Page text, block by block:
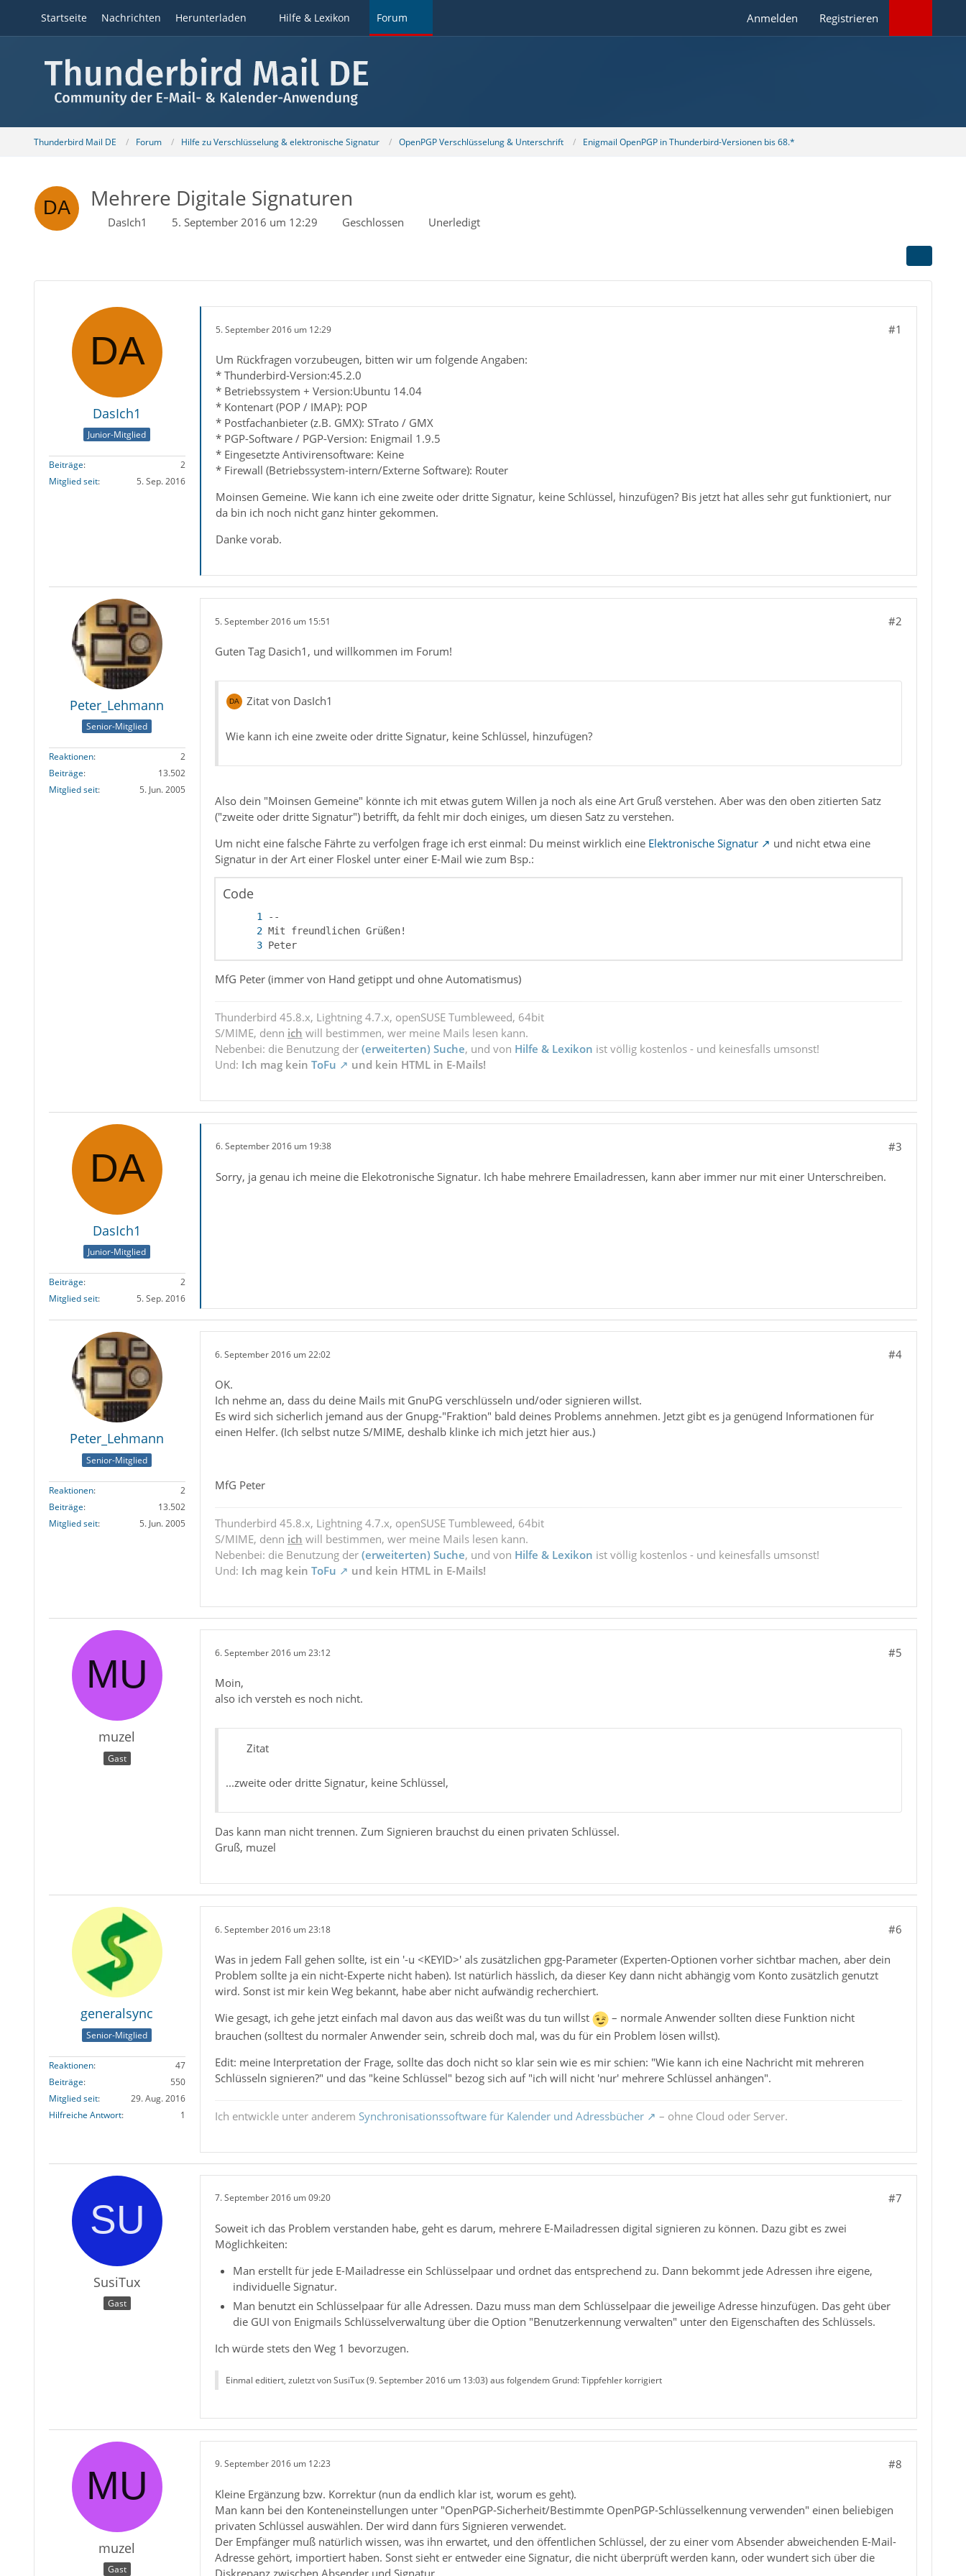
Startseite Nachrichten Herunterladen Hilfe & Lexikon Forum Anmelden Registrieren
Thunderbird Mail DE Forum Hilfe zu Verschlüsselung & elektronische Signatur OpenPGP Verschlüsselung & Unterschrift Enigmail OpenPGP in Thunderbird-Versionen bis 68.*
Mehrere Digitale Signaturen
DasIch1 5. September 2016 um 12:29 Geschlossen Unerledigt
DasIch1
Junior-Mitglied
Beiträge
2
Mitglied seit
5. Sep. 2016
5. September 2016 um 12:29 #1
Um Rückfragen vorzubeugen, bitten wir um folgende Angaben:
* Thunderbird-Version:45.2.0
* Betriebssystem + Version:Ubuntu 14.04
* Kontenart (POP / IMAP): POP
* Postfachanbieter (z.B. GMX): STrato / GMX
* PGP-Software / PGP-Version: Enigmail 1.9.5
* Eingesetzte Antivirensoftware: Keine
* Firewall (Betriebssystem-intern/Externe Software): Router
Moinsen Gemeine. Wie kann ich eine zweite oder dritte Signatur, keine Schlüssel, hinzufügen? Bis jetzt hat alles sehr gut funktioniert, nur
da bin ich noch nicht ganz hinter gekommen.
Danke vorab.
Peter_Lehmann
Senior-Mitglied
Reaktionen
2
Beiträge
13.502
Mitglied seit
5. Jun. 2005
5. September 2016 um 15:51 #2
Guten Tag Dasich1, und willkommen im Forum!
Zitat von DasIch1
Wie kann ich eine zweite oder dritte Signatur, keine Schlüssel, hinzufügen?
Also dein "Moinsen Gemeine" könnte ich mit etwas gutem Willen ja noch als eine Art Gruß verstehen. Aber was den oben zitierten Satz
("zweite oder dritte Signatur") betrifft, da fehlt mir doch einiges, um diesen Satz zu verstehen.
Um nicht eine falsche Fährte zu verfolgen frage ich erst einmal: Du meinst wirklich eine Elektronische Signatur
und nicht etwa eine
Signatur in der Art einer Floskel unter einer E-Mail wie zum Bsp.:
Code
Peter
MfG Peter (immer von Hand getippt und ohne Automatismus)
Thunderbird 45.8.x, Lightning 4.7.x, openSUSE Tumbleweed, 64bit
S/MIME, denn ich will bestimmen, wer meine Mails lesen kann.
Nebenbei: die Benutzung der (erweiterten) Suche, und von Hilfe & Lexikon ist völlig kostenlos - und keinesfalls umsonst!
Und: Ich mag kein ToFu und kein HTML in E-Mails!
DasIch1
Junior-Mitglied
Beiträge
2
Mitglied seit
5. Sep. 2016
6. September 2016 um 19:38 #3
Sorry, ja genau ich meine die Elekotronische Signatur. Ich habe mehrere Emailadressen, kann aber immer nur mit einer Unterschreiben.
Peter_Lehmann
Senior-Mitglied
Reaktionen
2
Beiträge
13.502
Mitglied seit
5. Jun. 2005
6. September 2016 um 22:02 #4
OK.
Ich nehme an, dass du deine Mails mit GnuPG verschlüsseln und/oder signieren willst.
Es wird sich sicherlich jemand aus der Gnupg-"Fraktion" bald deines Problems annehmen. Jetzt gibt es ja genügend Informationen für
einen Helfer. (Ich selbst nutze S/MIME, deshalb klinke ich mich jetzt hier aus.)
MfG Peter
Thunderbird 45.8.x, Lightning 4.7.x, openSUSE Tumbleweed, 64bit
S/MIME, denn ich will bestimmen, wer meine Mails lesen kann.
Nebenbei: die Benutzung der (erweiterten) Suche, und von Hilfe & Lexikon ist völlig kostenlos - und keinesfalls umsonst!
Und: Ich mag kein ToFu und kein HTML in E-Mails!
muzel
Gast
6. September 2016 um 23:12 #5
Moin,
also ich versteh es noch nicht.
Zitat
...zweite oder dritte Signatur, keine Schlüssel,
Das kann man nicht trennen. Zum Signieren brauchst du einen privaten Schlüssel.
Gruß, muzel
generalsync
Senior-Mitglied
Reaktionen
47
Beiträge
550
Mitglied seit
29. Aug. 2016
Hilfreiche Antwort
1
6. September 2016 um 23:18 #6
Was in jedem Fall gehen sollte, ist ein '-u <KEYID>' als zusätzlichen gpg-Parameter (Experten-Optionen vorher sichtbar machen, aber dein
Problem sollte ja ein nicht-Experte nicht haben). Ist natürlich hässlich, da dieser Key dann nicht abhängig vom Konto zusätzlich genutzt
wird. Sonst ist mir kein Weg bekannt, habe aber nicht aufwändig recherchiert.
Wie gesagt, ich gehe jetzt einfach mal davon aus das weißt was du tun willst
– normale Anwender sollten diese Funktion nicht
brauchen (solltest du normaler Anwender sein, schreib doch mal, was du für ein Problem lösen willst).
Edit: meine Interpretation der Frage, sollte das doch nicht so klar sein wie es mir schien: "Wie kann ich eine Nachricht mit mehreren
Schlüsseln signieren?" und das "keine Schlüssel" bezog sich auf "ich will nicht 'nur' mehrere Schlüssel anhängen".
Ich entwickle unter anderem Synchronisationssoftware für Kalender und Adressbücher – ohne Cloud oder Server.
SusiTux
Gast
7. September 2016 um 09:20 #7
Soweit ich das Problem verstanden habe, geht es darum, mehrere E-Mailadressen digital signieren zu können. Dazu gibt es zwei
Möglichkeiten:
Man erstellt für jede E-Mailadresse ein Schlüsselpaar und ordnet das entsprechend zu. Dann bekommt jede Adressen ihre eigene,
individuelle Signatur.
Man benutzt ein Schlüsselpaar für alle Adressen. Dazu muss man dem Schlüsselpaar die jeweilige Adresse hinzufügen. Das geht über
die GUI von Enigmails Schlüsselverwaltung über die Option "Benutzerkennung verwalten" unter den Eigenschaften des Schlüssels.
Ich würde stets den Weg 1 bevorzugen.
Einmal editiert, zuletzt von SusiTux (9. September 2016 um 13:03) aus folgendem Grund: Tippfehler korrigiert
muzel
Gast
9. September 2016 um 12:23 #8
Kleine Ergänzung bzw. Korrektur (nun da endlich klar ist, worum es geht).
Man kann bei den Konteneinstellungen unter "OpenPGP-Sicherheit/Bestimmte OpenPGP-Schlüsselkennung verwenden" einen beliebigen
privaten Schlüssel auswählen. Der wird dann fürs Signieren verwendet.
Der Empfänger muß natürlich wissen, was ihn erwartet, und den öffentlichen Schlüssel, der zu einer vom Absender abweichenden E-Mail-
Adresse gehört, importiert haben. Sonst sieht er entweder eine Signatur, die nicht überprüft werden kann, oder wundert sich über die
Diskrepanz zwischen Absender und Signatur.